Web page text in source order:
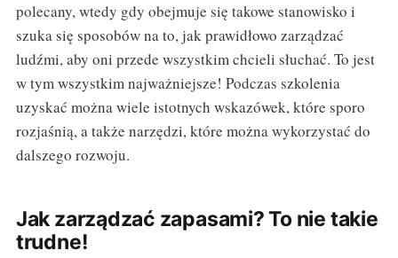
polecany, wtedy gdy obejmuje się takowe stanowisko i
szuka się sposobów na to, jak prawidłowo zarządzać
ludźmi, aby oni przede wszystkim chcieli słuchać. To jest
w tym wszystkim najważniejsze! Podczas szkolenia
uzyskać można wiele istotnych wskazówek, które sporo
rozjaśnią, a także narzędzi, które można wykorzystać do
dalszego rozwoju.
Jak zarządzać zapasami? To nie takie
trudne!